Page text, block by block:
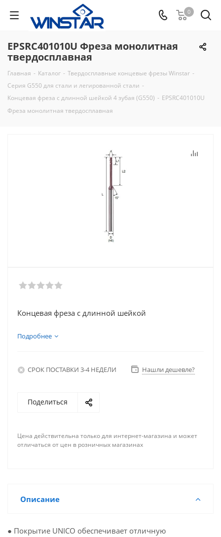
0
EPSRC401010U Фреза монолитная
твердосплавная
Главная - Каталог - Твердосплавные концевые фрезы Winstar -
Серия G550 для стали и легированной стали -
Концевая фреза с длинной шейкой 4 зубая (G550) - EPSRC401010U
Фреза монолитная твердосплавная
Концевая фреза с длинной шейкой
Подробнее
СРОК ПОСТАВКИ 3-4 НЕДЕЛИ Нашли дешевле?
Поделиться
Цена действительна только для интернет-магазина и может
отличаться от цен в розничных магазинах
Описание
● Покрытие UNICO обеспечивает отличную